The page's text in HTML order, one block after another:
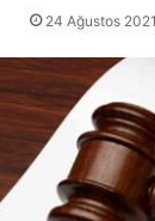
24 Ağustos 2021